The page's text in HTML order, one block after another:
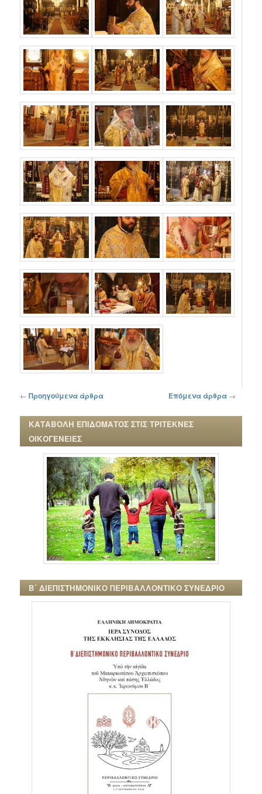
Πλοήγηση στα άρθρα
← Προηγούμενα άρθρα Επόμενα άρθρα →
ΚΑΤΑΒΟΛΗ ΕΠΙΔΟΜΑΤΟΣ ΣΤΙΣ ΤΡΙΤΕΚΝΕΣ
ΟΙΚΟΓΕΝΕΙΕΣ
Β΄ ΔΙΕΠΙΣΤΗΜΟΝΙΚΟ ΠΕΡΙΒΑΛΛΟΝΤΙΚΟ ΣΥΝΕΔΡΙΟ